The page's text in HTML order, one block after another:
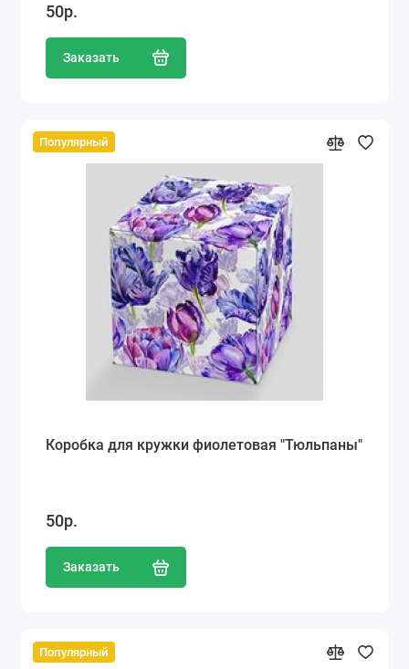
50р.
Заказать
Популярный
Коробка для кружки фиолетовая "Тюльпаны"
50р.
Заказать
Популярный